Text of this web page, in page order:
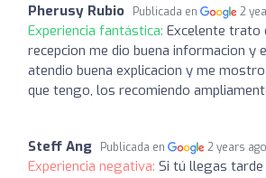
Pherusy Rubio Publicada en 2
Experiencia fantástica: Excelente trato
recepcion me dio buena informacion y
atendio buena explicacion y me
que tengo, los recomiendo
Steff Ang Publicada en 2 years ago
Experiencia negativa: Si tú llegas tarde